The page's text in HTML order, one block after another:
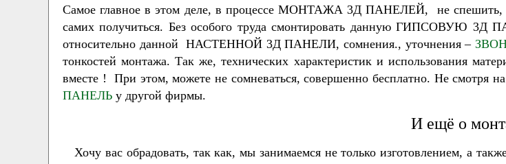
Самое главное в этом деле, в процессе МОНТАЖА 3Д ПАНЕЛЕЙ, не спешить,
самих получиться. Без особого труда смонтировать данную ГИПСОВУЮ 3Д
относительно данной НАСТЕННОЙ 3Д ПАНЕЛИ, сомнения., уточнения –
тонкостей монтажа. Так же, технических характеристик и использования
вместе ! При этом, можете не сомневаться, совершенно бесплатно. Не
ПАНЕЛЬ у другой фирмы.
И ещё о
Хочу вас обрадовать, так как, мы занимаемся не только